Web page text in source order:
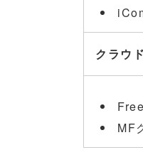
クラウ
MF